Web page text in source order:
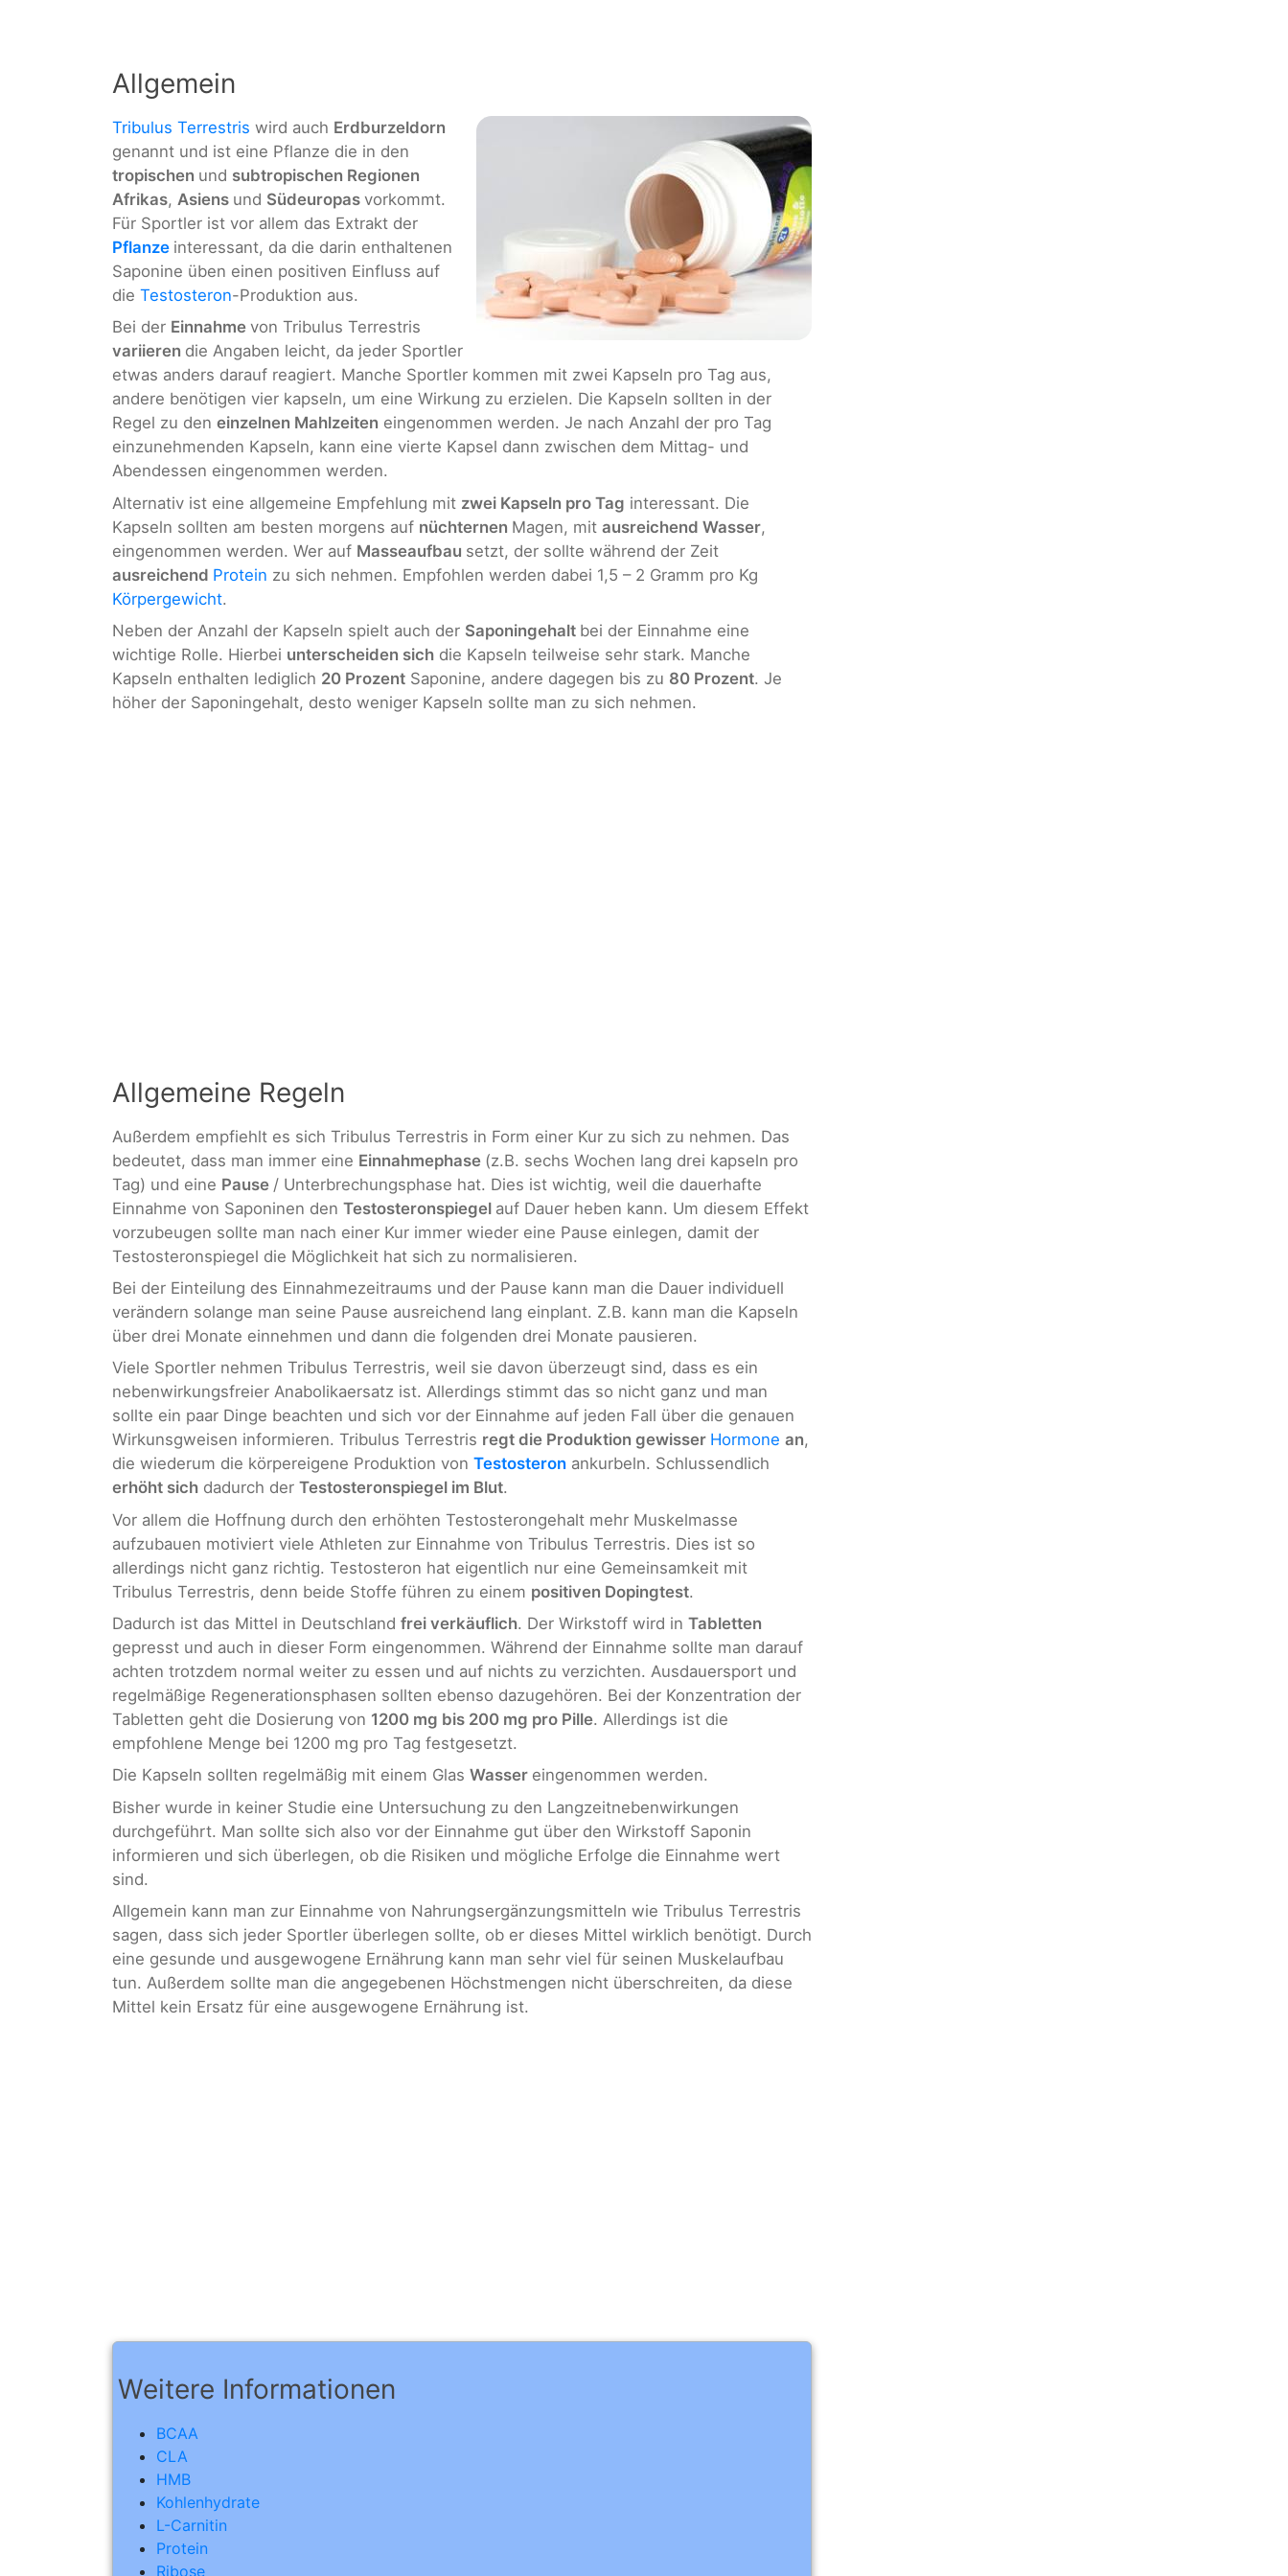
Allgemein
Tribulus Terrestris wird auch Erdburzeldorn
genannt und ist eine Pflanze die in den
tropischen und subtropischen Regionen
Afrikas, Asiens und Südeuropas vorkommt.
Für Sportler ist vor allem das Extrakt der
Pflanze interessant, da die darin enthaltenen
Saponine üben einen positiven Einfluss auf
die Testosteron-Produktion aus.
Bei der Einnahme von Tribulus Terrestris
variieren die Angaben leicht, da jeder Sportler
etwas anders darauf reagiert. Manche Sportler kommen mit zwei Kapseln pro Tag aus,
andere benötigen vier kapseln, um eine Wirkung zu erzielen. Die Kapseln sollten in der
Regel zu den einzelnen Mahlzeiten eingenommen werden. Je nach Anzahl der pro Tag
einzunehmenden Kapseln, kann eine vierte Kapsel dann zwischen dem Mittag- und
Abendessen eingenommen werden.
Alternativ ist eine allgemeine Empfehlung mit zwei Kapseln pro Tag interessant. Die
Kapseln sollten am besten morgens auf nüchternen Magen, mit ausreichend Wasser,
eingenommen werden. Wer auf Masseaufbau setzt, der sollte während der Zeit
ausreichend Protein zu sich nehmen. Empfohlen werden dabei 1,5 – 2 Gramm pro Kg
Körpergewicht.
Neben der Anzahl der Kapseln spielt auch der Saponingehalt bei der Einnahme eine
wichtige Rolle. Hierbei unterscheiden sich die Kapseln teilweise sehr stark. Manche
Kapseln enthalten lediglich 20 Prozent Saponine, andere dagegen bis zu 80 Prozent. Je
höher der Saponingehalt, desto weniger Kapseln sollte man zu sich nehmen.
Allgemeine Regeln
Außerdem empfiehlt es sich Tribulus Terrestris in Form einer Kur zu sich zu nehmen. Das
bedeutet, dass man immer eine Einnahmephase (z.B. sechs Wochen lang drei kapseln pro
Tag) und eine Pause / Unterbrechungsphase hat. Dies ist wichtig, weil die dauerhafte
Einnahme von Saponinen den Testosteronspiegel auf Dauer heben kann. Um diesem Effekt
vorzubeugen sollte man nach einer Kur immer wieder eine Pause einlegen, damit der
Testosteronspiegel die Möglichkeit hat sich zu normalisieren.
Bei der Einteilung des Einnahmezeitraums und der Pause kann man die Dauer individuell
verändern solange man seine Pause ausreichend lang einplant. Z.B. kann man die Kapseln
über drei Monate einnehmen und dann die folgenden drei Monate pausieren.
Viele Sportler nehmen Tribulus Terrestris, weil sie davon überzeugt sind, dass es ein
nebenwirkungsfreier Anabolikaersatz ist. Allerdings stimmt das so nicht ganz und man
sollte ein paar Dinge beachten und sich vor der Einnahme auf jeden Fall über die genauen
Wirkunsgweisen informieren. Tribulus Terrestris regt die Produktion gewisser Hormone an,
die wiederum die körpereigene Produktion von Testosteron ankurbeln. Schlussendlich
erhöht sich dadurch der Testosteronspiegel im Blut.
Vor allem die Hoffnung durch den erhöhten Testosterongehalt mehr Muskelmasse
aufzubauen motiviert viele Athleten zur Einnahme von Tribulus Terrestris. Dies ist so
allerdings nicht ganz richtig. Testosteron hat eigentlich nur eine Gemeinsamkeit mit
Tribulus Terrestris, denn beide Stoffe führen zu einem positiven Dopingtest.
Dadurch ist das Mittel in Deutschland frei verkäuflich. Der Wirkstoff wird in Tabletten
gepresst und auch in dieser Form eingenommen. Während der Einnahme sollte man darauf
achten trotzdem normal weiter zu essen und auf nichts zu verzichten. Ausdauersport und
regelmäßige Regenerationsphasen sollten ebenso dazugehören. Bei der Konzentration der
Tabletten geht die Dosierung von 1200 mg bis 200 mg pro Pille. Allerdings ist die
empfohlene Menge bei 1200 mg pro Tag festgesetzt.
Die Kapseln sollten regelmäßig mit einem Glas Wasser eingenommen werden.
Bisher wurde in keiner Studie eine Untersuchung zu den Langzeitnebenwirkungen
durchgeführt. Man sollte sich also vor der Einnahme gut über den Wirkstoff Saponin
informieren und sich überlegen, ob die Risiken und mögliche Erfolge die Einnahme wert
sind.
Allgemein kann man zur Einnahme von Nahrungsergänzungsmitteln wie Tribulus Terrestris
sagen, dass sich jeder Sportler überlegen sollte, ob er dieses Mittel wirklich benötigt. Durch
eine gesunde und ausgewogene Ernährung kann man sehr viel für seinen Muskelaufbau
tun. Außerdem sollte man die angegebenen Höchstmengen nicht überschreiten, da diese
Mittel kein Ersatz für eine ausgewogene Ernährung ist.
Weitere Informationen
BCAA
CLA
HMB
Kohlenhydrate
L-Carnitin
Protein
Ribose